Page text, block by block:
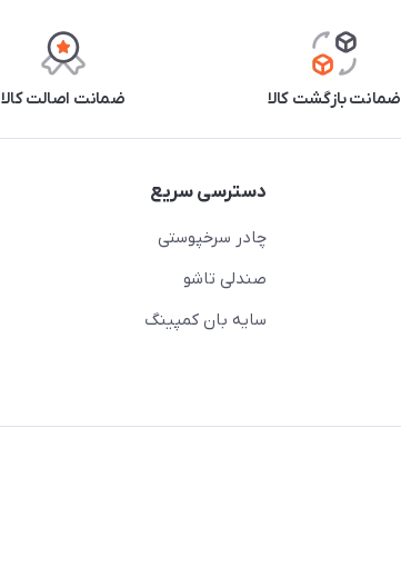
ضمانت بازگشت کالا ضمانت اصالت کالا
دسترسی سریع
چادر سرخپوستی
صندلی تاشو
سایه بان کمپینگ